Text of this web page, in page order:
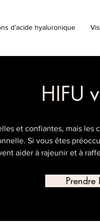
d’acide hyaluronique
HIFU
et confiantes, mais
Si vous êtes
aider à rajeunir et à
Prendre